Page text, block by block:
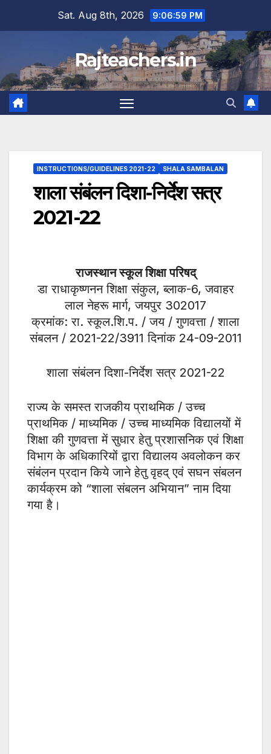
Sat. Aug 8th, 2026 9:07:00 PM
Rajteachers.in
INSTRUCTIONS/GUIDELINES 2021-22 SHALA SAMBALAN
शाला संबंलन दिशा-निर्देश सत्र
2021-22
राजस्थान स्कूल शिक्षा परिषद्
डा राधाकृष्णनन शिक्षा संकुल, ब्लाक-6, जवाहर
लाल नेहरू मार्ग, जयपुर 302017
क्रमांक: रा. स्कूल.शि.प. / जय / गुणवत्ता / शाला
संबलन / 2021-22/3911 दिनांक 24-09-2011
शाला संबंलन दिशा-निर्देश सत्र 2021-22
राज्य के समस्त राजकीय प्राथमिक / उच्च
प्राथमिक / माध्यमिक / उच्च माध्यमिक विद्यालयों में
शिक्षा की गुणवत्ता में सुधार हेतु प्रशासनिक एवं शिक्षा
विभाग के अधिकारियों द्वारा विद्यालय अवलोकन कर
संबंलन प्रदान किये जाने हेतु वृहद् एवं सघन संबलन
कार्यक्रम को “शाला संबलन अभियान” नाम दिया
गया है।